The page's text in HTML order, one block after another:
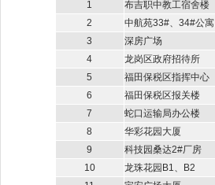
1
布吉职中教工宿舍楼
2
中航苑33#、34#公寓
3
深房广场
4
龙岗区政府招待所
5
福田保税区指挥中心
6
福田保税区报关楼
7
蛇口运输局办公楼
8
华彩花园大厦
9
科技园桑达2#厂房
10
龙珠花园B1、B2